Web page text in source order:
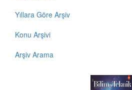
Yıllara Göre Arşiv
Konu Arşivi
Arşiv Arama